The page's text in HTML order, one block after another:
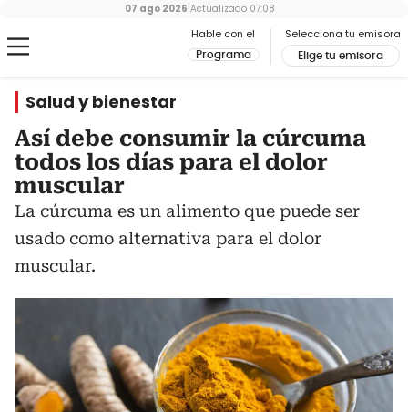
Hable con el
Programa
Selecciona tu emisora
Elige tu emisora
07 ago 2026 Actualizado 07:08
Salud y bienestar
Así debe consumir la cúrcuma
todos los días para el dolor
muscular
La cúrcuma es un alimento que puede ser
usado como alternativa para el dolor
muscular.